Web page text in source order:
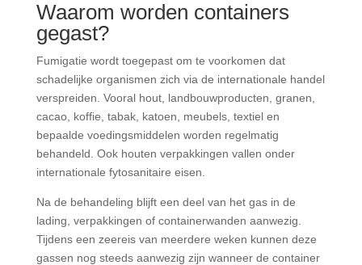
Waarom worden containers
gegast?
Fumigatie wordt toegepast om te voorkomen dat
schadelijke organismen zich via de internationale handel
verspreiden. Vooral hout, landbouwproducten, granen,
cacao, koffie, tabak, katoen, meubels, textiel en
bepaalde voedingsmiddelen worden regelmatig
behandeld. Ook houten verpakkingen vallen onder
internationale fytosanitaire eisen.
Na de behandeling blijft een deel van het gas in de
lading, verpakkingen of containerwanden aanwezig.
Tijdens een zeereis van meerdere weken kunnen deze
gassen nog steeds aanwezig zijn wanneer de container